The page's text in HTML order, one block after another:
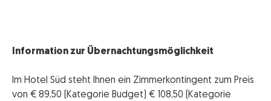
Information zur Übernachtungsmöglichkeit
Im Hotel Süd steht Ihnen ein Zimmerkontingent zum Preis
von € 89,50 (Kategorie Budget) € 108,50 (Kategorie